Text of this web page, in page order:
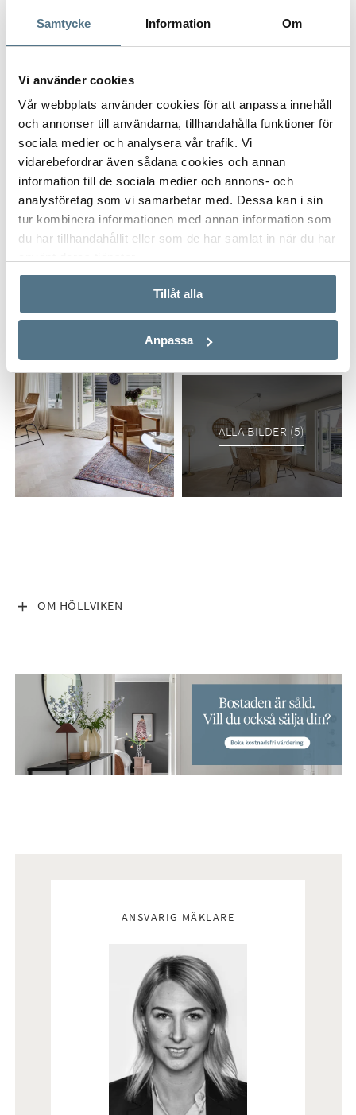
Samtycke Information Om
Vi använder cookies
Vår webbplats använder cookies för att anpassa innehåll
och annonser till användarna, tillhandahålla funktioner för
sociala medier och analysera vår trafik. Vi
vidarebefordrar även sådana cookies och annan
information till de sociala medier och annons- och
analysföretag som vi samarbetar med. Dessa kan i sin
tur kombinera informationen med annan information som
du har tillhandahållit eller som de har samlat in när du har
Tillåt alla
Anpassa
Ange ditt postnummer (5 siffror utan mellanslag)
ALLA BILDER (5)
OM HÖLLVIKEN
VISA INNEHÅLL
ANSVARIG MÄKLARE